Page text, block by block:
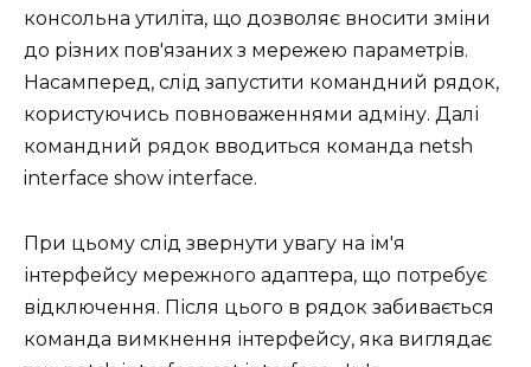
консольна утиліта, що дозволяє вносити зміни
до різних пов'язаних з мережею параметрів.
Насамперед, слід запустити командний рядок,
користуючись повноваженнями адміну. Далі
командний рядок вводиться команда netsh
interface show interface.
При цьому слід звернути увагу на ім'я
інтерфейсу мережного адаптера, що потребує
відключення. Після цього в рядок забивається
команда вимкнення інтерфейсу, яка виглядає